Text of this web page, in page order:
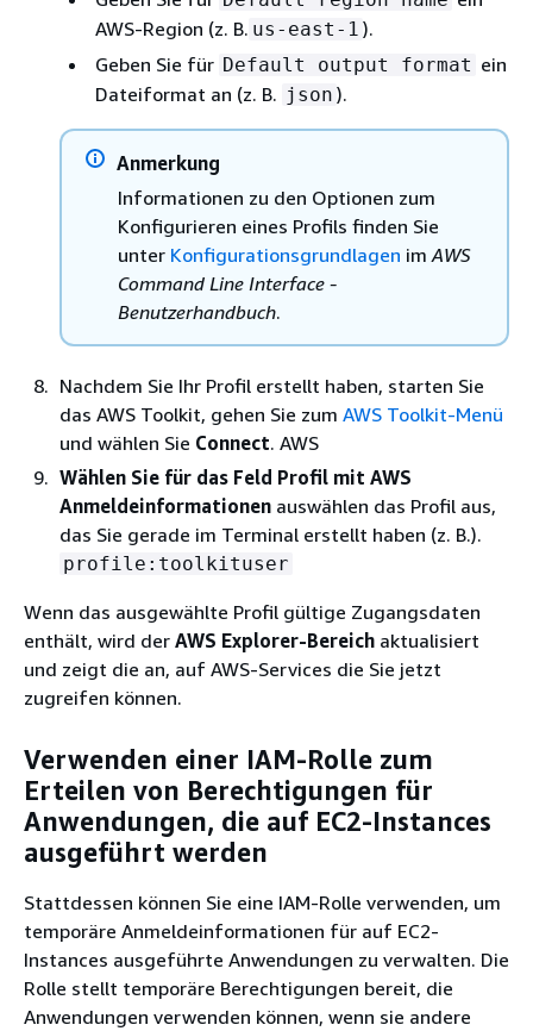
AWS-Region (z. B. us-east-1 ).
Geben Sie für Default output format ein
Dateiformat an (z. B. json ).
Anmerkung
Informationen zu den Optionen zum
Konfigurieren eines Profils finden Sie
unter Konfigurationsgrundlagen im AWS
Command Line Interface -
Benutzerhandbuch.
Nachdem Sie Ihr Profil erstellt haben, starten Sie
das AWS Toolkit, gehen Sie zum AWS Toolkit-Menü
und wählen Sie Connect. AWS
Wählen Sie für das Feld Profil mit AWS
Anmeldeinformationen auswählen das Profil aus,
das Sie gerade im Terminal erstellt haben (z. B.).
profile:toolkituser
Wenn das ausgewählte Profil gültige Zugangsdaten
enthält, wird der AWS Explorer-Bereich aktualisiert
und zeigt die an, auf AWS-Services die Sie jetzt
zugreifen können.
Verwenden einer IAM-Rolle zum
Erteilen von Berechtigungen für
Anwendungen, die auf EC2-Instances
ausgeführt werden
Stattdessen können Sie eine IAM-Rolle verwenden, um
temporäre Anmeldeinformationen für auf EC2-
Instances ausgeführte Anwendungen zu verwalten. Die
Rolle stellt temporäre Berechtigungen bereit, die
Anwendungen verwenden können, wenn sie andere